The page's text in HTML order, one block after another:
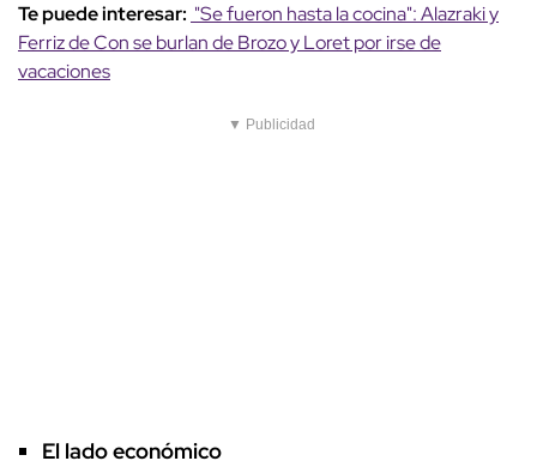
Te puede interesar: "Se fueron hasta la cocina": Alazraki y
Ferriz de Con se burlan de Brozo y Loret por irse de
vacaciones
▼ Publicidad
El lado económico